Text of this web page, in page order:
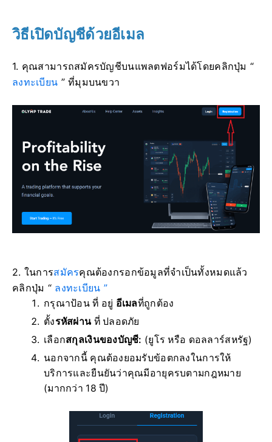
วิธีเปิดบัญชีด้วยอีเมล
1. คุณสามารถสมัครบัญชีบนแพลตฟอร์มได้โดยคลิกปุ่ม “
ลงทะเบียน ” ที่มุมบนขวา
2. ในการสมัครคุณต้องกรอกข้อมูลที่จำเป็นทั้งหมดแล้ว
คลิกปุ่ม “ ลงทะเบียน ”
กรุณาป้อน ที่ อยู่ อีเมลที่ถูกต้อง
ตั้งรหัสผ่าน ที่ ปลอดภัย
เลือกสกุลเงินของบัญชี: (ยูโร หรือ ดอลลาร์สหรัฐ)
นอกจากนี้ คุณต้องยอมรับข้อตกลงในการให้
บริการและยืนยันว่าคุณมีอายุครบตามกฎหมาย
(มากกว่า 18 ปี)